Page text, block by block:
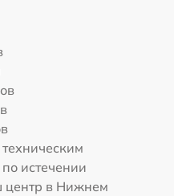
истечении
центр в Нижнем